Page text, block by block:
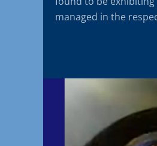
managed in the